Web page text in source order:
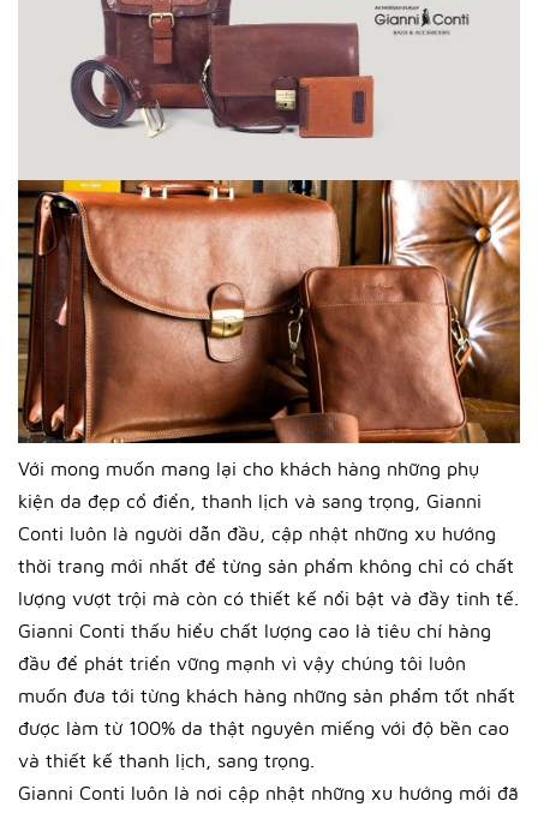
Với mong muốn mang lại cho khách hàng những phụ
kiện da đẹp cổ điển, thanh lịch và sang trọng, Gianni
Conti luôn là người dẫn đầu, cập nhật những xu hướng
thời trang mới nhất để từng sản phẩm không chỉ có chất
lượng vượt trội mà còn có thiết kế nổi bật và đầy tinh tế.
Gianni Conti thấu hiểu chất lượng cao là tiêu chí hàng
đầu để phát triển vững mạnh vì vậy chúng tôi luôn
muốn đưa tới từng khách hàng những sản phẩm tốt nhất
được làm từ 100% da thật nguyên miếng với độ bền cao
và thiết kế thanh lịch, sang trọng.
Gianni Conti luôn là nơi cập nhật những xu hướng mới đã